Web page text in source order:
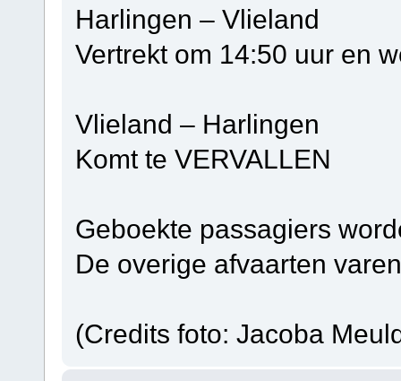
Harlingen –
Vertrekt om 14:50 uur en
Vlieland –
Komt te VERVALLEN
Geboekte passagiers
De overige afvaarten
(Credits foto: Jacoba